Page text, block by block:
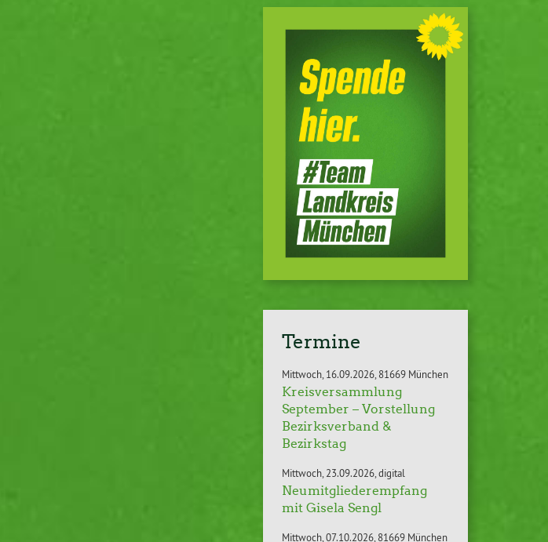
Termine
Mittwoch 16.09.2026 81669 München
Kreisversammlung
September – Vorstellung
Bezirksverband &
Bezirkstag
Mittwoch 23.09.2026 digital
Neumitgliederempfang
mit Gisela Sengl
Mittwoch 07.10.2026 81669 München